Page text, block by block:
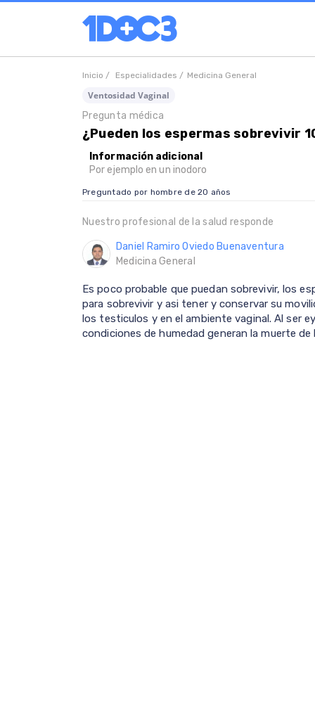
Inicio / Especialidades / Medicina General
Ventosidad Vaginal
Pregunta médica
¿Pueden los espermas sobrevivir
Información adicional
Por ejemplo en un inodoro
Preguntado por hombre de 20 años
Nuestro profesional de la salud responde
Daniel Ramiro Oviedo Buenaventura
Medicina General
Es poco probable que puedan sobrevivir, los
para sobrevivir y asi tener y conservar su
los testiculos y en el ambiente vaginal. Al ser
condiciones de humedad generan la muerte